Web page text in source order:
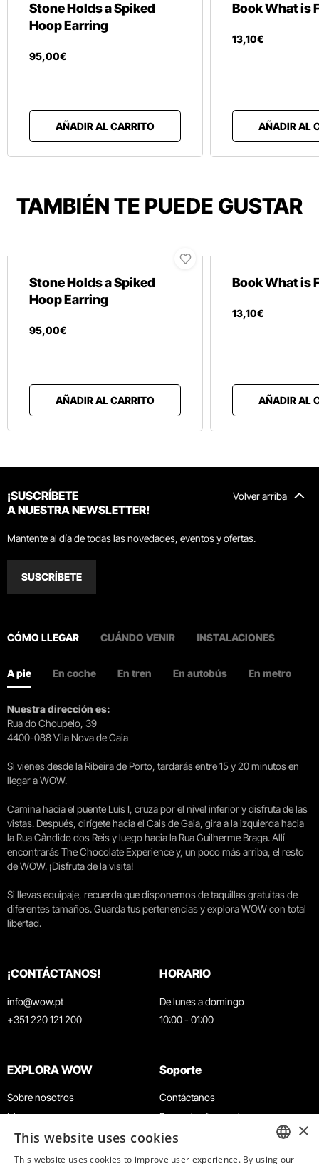
Stone Holds a Spiked
Hoop Earring
95,00€
AÑADIR AL CARRITO
Book What is
13,10€
AÑADIR AL
TAMBIÉN TE PUEDE GUSTAR
Stone Holds a Spiked
Hoop Earring
95,00€
AÑADIR AL CARRITO
Book What is
13,10€
AÑADIR AL
Volver arriba
¡SUSCRÍBETE
A NUESTRA NEWSLETTER!
Mantente al día de todas las novedades, eventos y ofertas.
SUSCRÍBETE
CÓMO LLEGAR CUÁNDO VENIR INSTALACIONES
A pie En coche En tren En autobús En metro
Nuestra dirección es:
Rua do Choupelo, 39
4400-088 Vila Nova de Gaia
Si vienes desde la Ribeira de Porto, tardarás entre 15 y 20 minutos en
llegar a WOW.
Camina hacia el puente Luís I, cruza por el nivel inferior y disfruta de las
vistas. Después, dirígete hacia el Cais de Gaia, gira a la izquierda hacia
la Rua Cândido dos Reis y luego hacia la Rua Guilherme Braga. Allí
encontrarás The Chocolate Experience y, un poco más arriba, el resto
de WOW. ¡Disfruta de la visita!
Si llevas equipaje, recuerda que disponemos de taquillas gratuitas de
diferentes tamaños. Guarda tus pertenencias y explora WOW con total
libertad.
¡CONTÁCTANOS!
info@wow.pt
+351 220 121 200
HORARIO
De lunes a domingo
10:00 - 01:00
EXPLORA WOW
Sobre nosotros
Museos
Agenda
Noticias
Soporte
Contáctanos
Preguntas frecuentes
Términos y condiciones
Política de privacidad y cookies
×
This website uses cookies
This website uses cookies to improve user experience. By using our